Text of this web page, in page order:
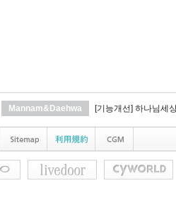
Mannam&Daehwa [기능개선] 하나님세